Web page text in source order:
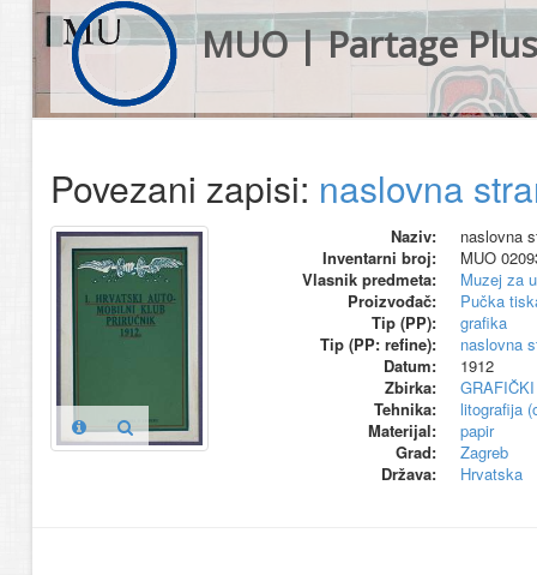
MUO | Partage Plus
Povezani zapisi: naslovna
Naziv:
naslovna
Inventarni broj:
MUO
Vlasnik predmeta:
Muzej za
Proizvođač:
Pučka
Tip (PP):
grafika
Tip (PP: refine):
naslovna
Datum:
1912
Zbirka:
Tehnika:
litografija
Materijal:
papir
Grad:
Zagreb
Država:
Hrvatska